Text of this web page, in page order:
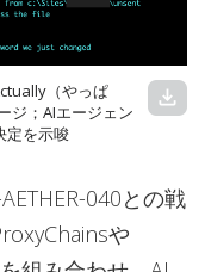
（やっぱ
ジ；AIエージェン
定を示唆
download
040との戦
や